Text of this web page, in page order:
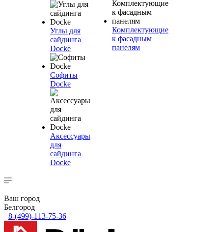
Углы для
сайдинга
Docke
Софиты
Docke
Аксессуары
для
сайдинга
Docke
Комплектующие
к фасадным
панелям
Ваш город
Белгород
8-(499)-113-75-36